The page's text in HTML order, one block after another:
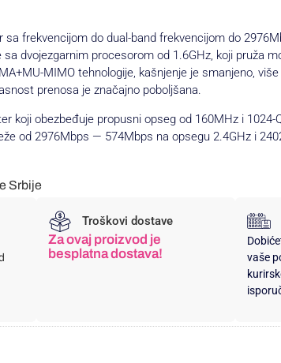
sa frekvencijom do dual-band frekvencijom do
sa dvojezgarnim procesorom od 1.6GHz, koji pruža
MIMO tehnologije, kašnjenje je smanjeno,
prenosa je značajno poboljšana.
koji obezbeđuje propusni opseg od 160MHz i
od 2976Mbps — 574Mbps na opsegu 2.4GHz i
Srbije
Troškovi dostave
Za ovaj proizvod je
besplatna dostava!
vaše